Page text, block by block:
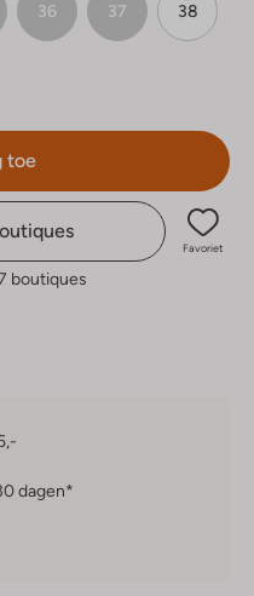
36 37 38
toe
Favoriet
boutiques
dagen*